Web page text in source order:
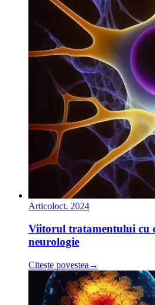
Articoloct. 2024
Viitorul tratamentului cu
neurologie
Citește povestea →